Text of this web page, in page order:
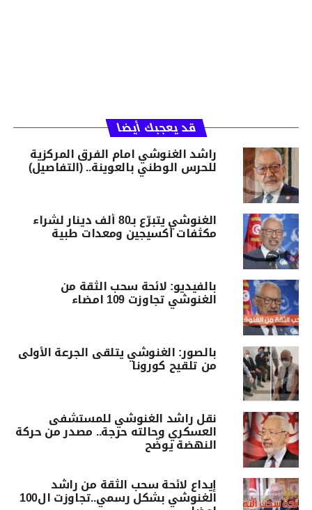
قد يعجبك أيضا
راشد الغنوشي امام الفرق المركزية
للحرس الوطني بالعوينة.. (التفاصيل)
الغنوشي يتبرّع بـ80 ألف دينار لشراء
مكثفات أكسيجين ومعدات طبية
بالفيديو: لائحة سحب الثقة من
الغنوشي تجاوزت 109 امضاء
بالصور: الغنوشي يتلقى الجرعة الأولى
من تلقيح كورونا
نقل راشد الغنوشي للمستشفى
العسكري وحالته حرجة.. مصدر من حركة
النهضة يوضّح
إيداع لائحة سحب الثقة من راشد
الغنوشي بشكل رسمي..تجاوزت ال100